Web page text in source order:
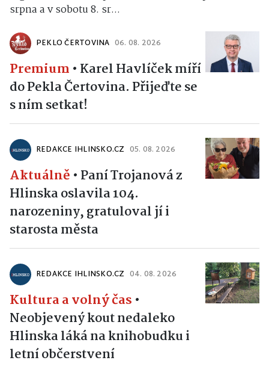
srpna a v sobotu 8. sr...
PEKLO ČERTOVINA 06. 08. 2026
Premium • Karel Havlíček míří
do Pekla Čertovina. Přijeďte se
s ním setkat!
REDAKCE IHLINSKO.CZ 05. 08. 2026
Aktuálně • Paní Trojanová z
Hlinska oslavila 104.
narozeniny, gratuloval jí i
starosta města
REDAKCE IHLINSKO.CZ 04. 08. 2026
Kultura a volný čas •
Neobjevený kout nedaleko
Hlinska láká na knihobudku i
letní občerstvení